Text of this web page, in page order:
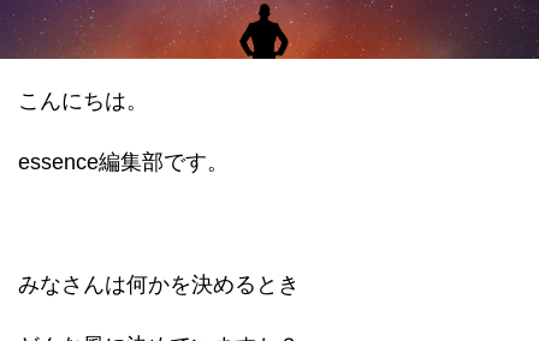
会員登録
こんにちは。
essence編集部です。
みなさんは何かを決めるとき